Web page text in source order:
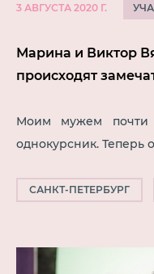
3 АВГУСТА 2020 Г.
Марина и Виктор
происходят
Моим мужем почти
однокурсник. Теперь
САНКТ-ПЕТЕРБУРГ